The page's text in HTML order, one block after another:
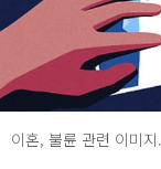
이혼, 불륜 관련 이미